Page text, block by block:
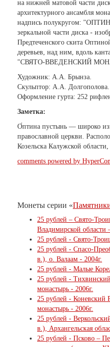
на нижней матовой части
архитектурного ансамбля
надпись полукругом:
зеркальной части диска -
Предтеченского скита
деревьев, над ним, вдоль
"СВЯТО-ВВЕДЕНСКИЙ
Художник: А.А. Брынза.
Скульптор: А.А. Долгополова.
Оформление гурта: 252
Заметка:
О́птина пустынь — широко
православной церкви.
Козельска Калужской
comments powered by
Монеты серии «
25 рублей – Свято-
Владимирской области
25 рублей - Свято-
25 рублей - Спасо-
в.), о. Валаам - 2004г.
25 рублей - Малые
25 рублей -
монастырь - 2006г.
25 рублей - Коневский
монастырь - 2006г.
25 рублей -
в.), Архангельская
25 рублей - Псково –